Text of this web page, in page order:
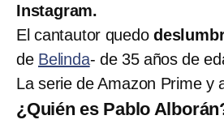
Instagram.
El cantautor quedo
de Belinda- de 35 años de
La serie de Amazon Prime y
¿Quién es Pablo